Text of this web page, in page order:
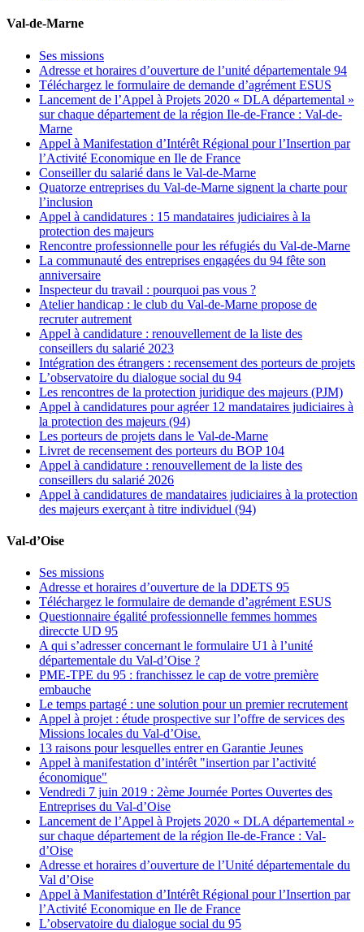
Val-de-Marne
Ses missions
Adresse et horaires d’ouverture de l’unité départementale 94
Téléchargez le formulaire de demande d’agrément ESUS
Lancement de l’Appel à Projets 2020 « DLA départemental »
sur chaque département de la région Ile-de-France : Val-de-
Marne
Appel à Manifestation d’Intérêt Régional pour l’Insertion par
l’Activité Economique en Ile de France
Conseiller du salarié dans le Val-de-Marne
Quatorze entreprises du Val-de-Marne signent la charte pour
l’inclusion
Appel à candidatures : 15 mandataires judiciaires à la
protection des majeurs
Rencontre professionnelle pour les réfugiés du Val-de-Marne
La communauté des entreprises engagées du 94 fête son
anniversaire
Inspecteur du travail : pourquoi pas vous ?
Atelier handicap : le club du Val-de-Marne propose de
recruter autrement
Appel à candidature : renouvellement de la liste des
conseillers du salarié 2023
Intégration des étrangers : recensement des porteurs de projets
L’observatoire du dialogue social du 94
Les rencontres de la protection juridique des majeurs (PJM)
Appel à candidatures pour agréer 12 mandataires judiciaires à
la protection des majeurs (94)
Les porteurs de projets dans le Val-de-Marne
Livret de recensement des porteurs du BOP 104
Appel à candidature : renouvellement de la liste des
conseillers du salarié 2026
Appel à candidatures de mandataires judiciaires à la protection
des majeurs exerçant à titre individuel (94)
Val-d’Oise
Ses missions
Adresse et horaires d’ouverture de la DDETS 95
Téléchargez le formulaire de demande d’agrément ESUS
Questionnaire égalité professionnelle femmes hommes
direccte UD 95
A qui s’adresser concernant le formulaire U1 à l’unité
départementale du Val-d’Oise ?
PME-TPE du 95 : franchissez le cap de votre première
embauche
Le temps partagé : une solution pour un premier recrutement
Appel à projet : étude prospective sur l’offre de services des
Missions locales du Val-d’Oise.
13 raisons pour lesquelles entrer en Garantie Jeunes
Appel à manifestation d’intérêt "insertion par l’activité
économique"
Vendredi 7 juin 2019 : 2ème Journée Portes Ouvertes des
Entreprises du Val-d’Oise
Lancement de l’Appel à Projets 2020 « DLA départemental »
sur chaque département de la région Ile-de-France : Val-
d’Oise
Adresse et horaires d’ouverture de l’Unité départementale du
Val d’Oise
Appel à Manifestation d’Intérêt Régional pour l’Insertion par
l’Activité Economique en Ile de France
L’observatoire du dialogue social du 95